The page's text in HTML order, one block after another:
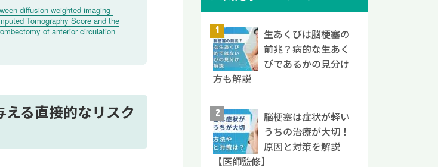
diffusion-weighted imaging-
Tomography Score and the
of anterior circulation
る直接的なリスク
生あくびは脳梗塞の
前兆？病的な生あく
びであるかの見分け
方も解説
脳梗塞は症状が軽い
うちの治療が大切！
原因と対策を解説
【医師監修】